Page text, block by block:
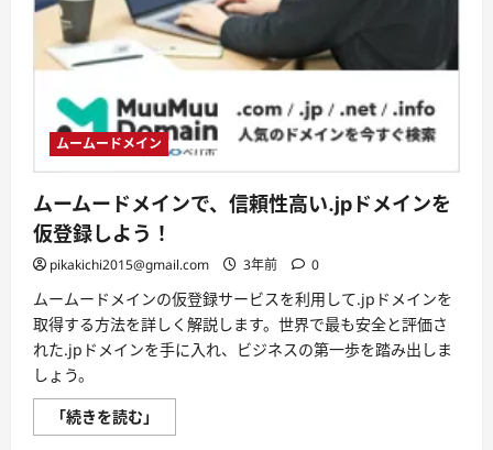
と
ユ
ー
ザ
声
に
つ
い
ら
に
読
む
ムームードメイン
ムームードメインで、信頼性高い.jpドメインを
仮登録しよう！
pikakichi2015@gmail.com 3年前 0
ムームードメインの仮登録サービスを利用して.jpドメインを
取得する方法を詳しく解説します。世界で最も安全と評価さ
れた.jpドメインを手に入れ、ビジネスの第一歩を踏み出しま
しょう。
「続きを読む」
ー